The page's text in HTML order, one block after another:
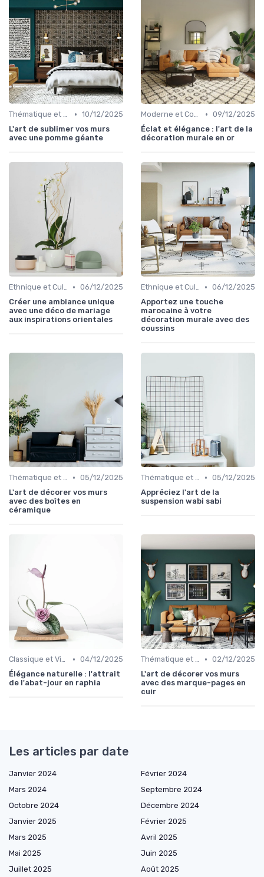
Thématique et Artistique • 10/12/2025
L'art de sublimer vos murs
avec une pomme géante
Moderne et Contemporain • 09/12/2025
Éclat et élégance : l'art de la
décoration murale en or
Ethnique et Culturel • 06/12/2025
Créer une ambiance unique
avec une déco de mariage
aux inspirations orientales
Ethnique et Culturel • 06/12/2025
Apportez une touche
marocaine à votre
décoration murale avec des
coussins
Thématique et Artistique • 05/12/2025
L'art de décorer vos murs
avec des boîtes en
céramique
Thématique et Artistique • 05/12/2025
Appréciez l'art de la
suspension wabi sabi
Classique et Vintage • 04/12/2025
Élégance naturelle : l'attrait
de l'abat-jour en raphia
Thématique et Artistique • 02/12/2025
L'art de décorer vos murs
avec des marque-pages en
cuir
Les articles par date
Janvier 2024
Février 2024
Mars 2024
Septembre 2024
Octobre 2024
Décembre 2024
Janvier 2025
Février 2025
Mars 2025
Avril 2025
Mai 2025
Juin 2025
Juillet 2025
Août 2025